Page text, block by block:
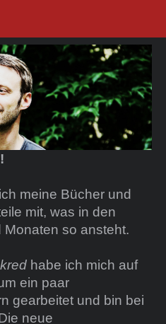
meine Bücher und
mit, was in den
so ansteht.
habe ich mich auf
ein paar
gearbeitet und bin bei
neue